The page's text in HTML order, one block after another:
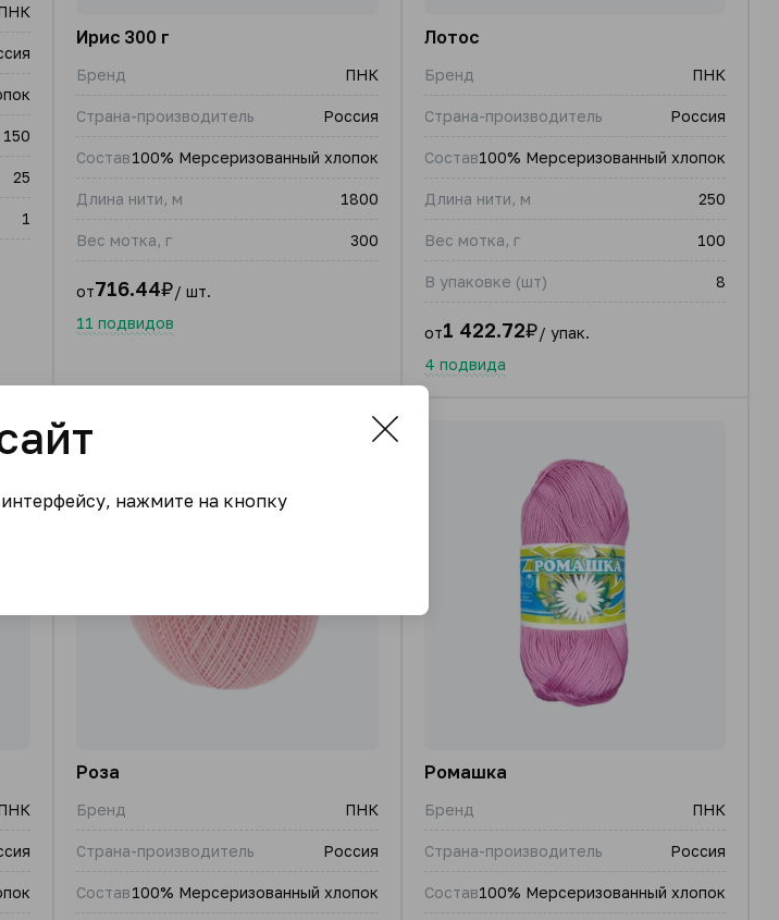
150
25
1
Ирис 300 г
Бренд ПНК
Страна-производитель Россия
Состав100% Мерсеризованный хлопок
Длина нити, м 1800
Вес мотка, г 300
от716.44₽/ шт.
11 подвидов
Лотос
Бренд ПНК
Страна-производитель Россия
Состав100% Мерсеризованный хлопок
Длина нити, м 250
Вес мотка, г 100
В упаковке (шт) 8
от1 422.72₽/ упак.
4 подвида
Роза
Бренд ПНК
Страна-производитель Россия
Состав100% Мерсеризованный хлопок
Ромашка
Бренд ПНК
Страна-производитель Россия
Состав100% Мерсеризованный хлопок
нажмите на кнопку